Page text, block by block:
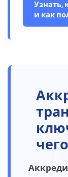
Узнать,
и как